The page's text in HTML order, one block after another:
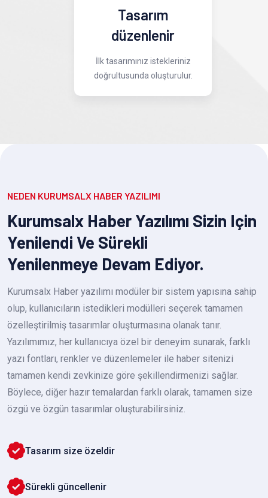
Tasarım
düzenlenir
İlk tasarımınız istekleriniz
doğrultusunda oluşturulur.
NEDEN KURUMSALX HABER YAZILIMI
Kurumsalx Haber Yazılımı Sizin Için
Yenilendi Ve Sürekli
Yenilenmeye Devam Ediyor.
Kurumsalx Haber yazılımı modüler bir sistem yapısına sahip
olup, kullanıcıların istedikleri modülleri seçerek tamamen
özelleştirilmiş tasarımlar oluşturmasına olanak tanır.
Yazılımımız, her kullanıcıya özel bir deneyim sunarak, farklı
yazı fontları, renkler ve düzenlemeler ile haber sitenizi
tamamen kendi zevkinize göre şekillendirmenizi sağlar.
Böylece, diğer hazır temalardan farklı olarak, tamamen size
özgü ve özgün tasarımlar oluşturabilirsiniz.
Tasarım size özeldir
Sürekli güncellenir